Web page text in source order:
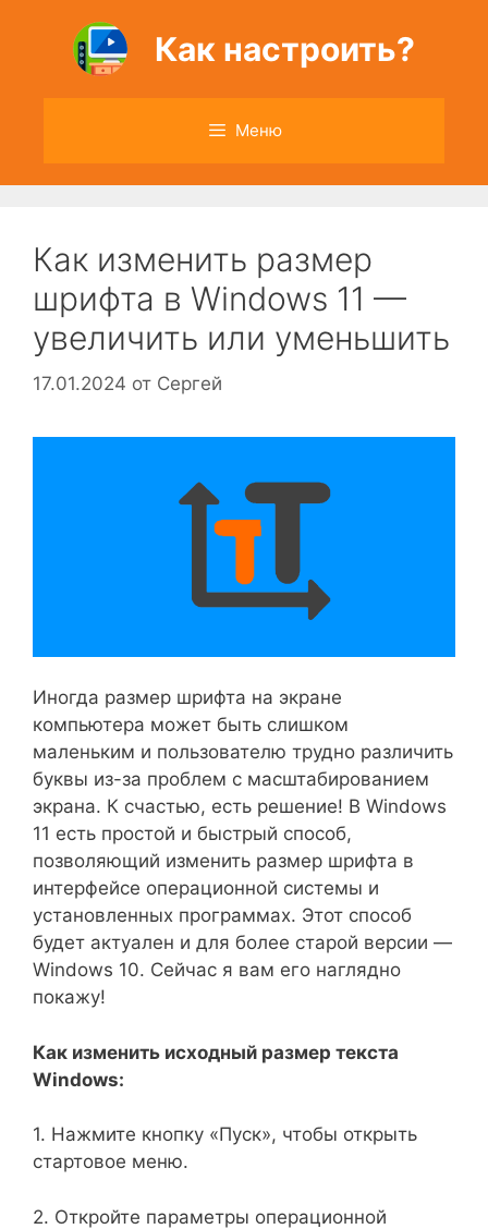
содержимому
Как настроить?
Меню
Как изменить размер
шрифта в Windows 11 —
увеличить или уменьшить
17.01.2024 от Сергей
Иногда размер шрифта на экране
компьютера может быть слишком
маленьким и пользователю трудно различить
буквы из-за проблем с масштабированием
экрана. К счастью, есть решение! В Windows
11 есть простой и быстрый способ,
позволяющий изменить размер шрифта в
интерфейсе операционной системы и
установленных программах. Этот способ
будет актуален и для более старой версии —
Windows 10. Сейчас я вам его наглядно
покажу!
Как изменить исходный размер текста
Windows:
1. Нажмите кнопку «Пуск», чтобы открыть
стартовое меню.
2. Откройте параметры операционной